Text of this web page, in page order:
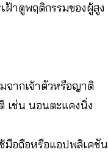
ฝ้าดูพฤติกรรมของผู้สูง
จากเจ้าตัวหรือญาติ
เช่น นอนตะแคงนิ่ง
มือถือหรือแอปพลิเคชัน